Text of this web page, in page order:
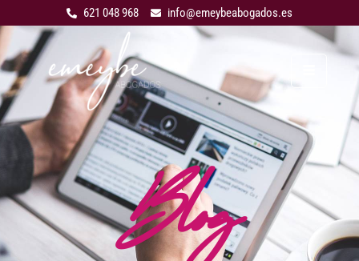
621 048 968 info@emeybeabogados.es
Blog